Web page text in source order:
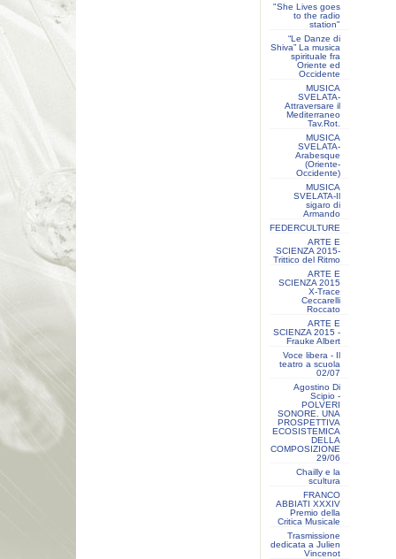
"She Lives goes
to the radio
station"
“Le Danze di
Shiva” La musica
spirituale fra
Oriente ed
Occidente
MUSICA
SVELATA-
Attraversare il
Mediterraneo
Tav.Rot.
MUSICA
SVELATA-
Arabesque
(Oriente-
Occidente)
MUSICA
SVELATA-Il
sigaro di
Armando
FEDERCULTURE
ARTE E
SCIENZA 2015-
Trittico del Ritmo
ARTE E
SCIENZA 2015
X-Trace
Ceccarelli
Roccato
ARTE E
SCIENZA 2015 -
Frauke Albert
Voce libera - Il
teatro a scuola
02/07
Agostino Di
Scipio -
POLVERI
SONORE. UNA
PROSPETTIVA
ECOSISTEMICA
DELLA
COMPOSIZIONE
29/06
Chailly e la
scultura
FRANCO
ABBIATI XXXIV
Premio della
Critica Musicale
Trasmissione
dedicata a Julien
Vincenot